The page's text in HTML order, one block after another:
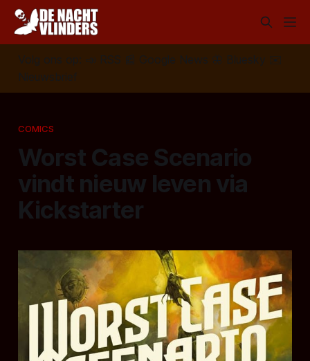
Volg ons op: 📣 RSS 📰 Google News 🦋 Bluesky
✉️
Nieuwsbrief
COMICS
Worst Case Scenario
vindt nieuw leven via
Kickstarter